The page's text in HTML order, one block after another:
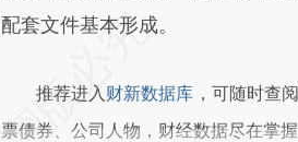
配套文件基本形成。
推荐进入财新数据库 ，可随时查
票债券、公司人物，财经数据尽在掌握